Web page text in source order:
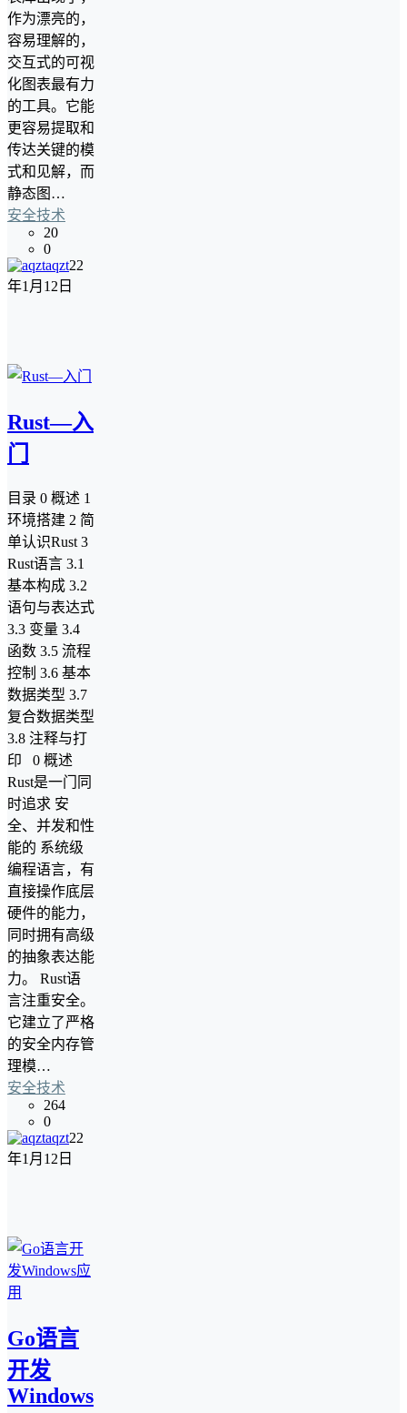
作为漂亮的，
容易理解的，
交互式的可视
化图表最有力
的工具。它能
更容易提取和
传达关键的模
式和见解，而
静态图…
安全技术
20
0
aqzt22
年1月12日
Rust—入
门
目录 0 概述 1
环境搭建 2 简
单认识Rust 3
Rust语言 3.1
基本构成 3.2
语句与表达式
3.3 变量 3.4
函数 3.5 流程
控制 3.6 基本
数据类型 3.7
复合数据类型
3.8 注释与打
印 0 概述
Rust是一门同
时追求 安
全、并发和性
能的 系统级
编程语言，有
直接操作底层
硬件的能力，
同时拥有高级
的抽象表达能
力。 Rust语
言注重安全。
它建立了严格
的安全内存管
理模…
安全技术
264
0
aqzt22
年1月12日
Go语言
开发
Windows